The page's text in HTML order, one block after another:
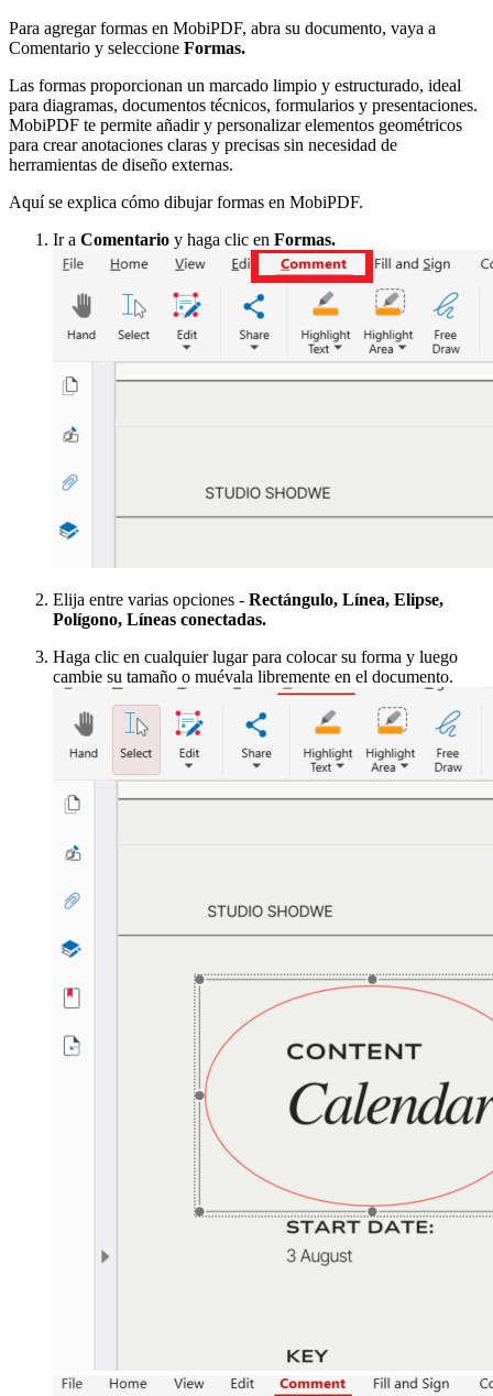
Para agregar formas en MobiPDF, abra su documento, vaya a
Comentario y seleccione Formas.
Las formas proporcionan un marcado limpio y estructurado, ideal
para diagramas, documentos técnicos, formularios y presentaciones.
MobiPDF te permite añadir y personalizar elementos geométricos
para crear anotaciones claras y precisas sin necesidad de
herramientas de diseño externas.
Aquí se explica cómo dibujar formas en MobiPDF.
Ir a Comentario y haga clic en Formas.
Elija entre varias opciones - Rectángulo, Línea, Elipse,
Polígono, Líneas conectadas.
Haga clic en cualquier lugar para colocar su forma y luego
cambie su tamaño o muévala libremente en el documento.